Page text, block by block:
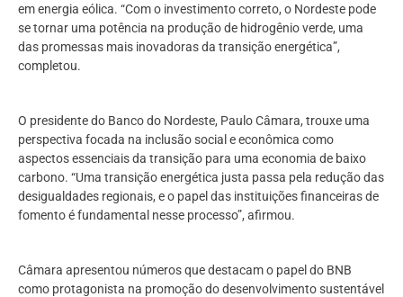
em energia eólica. “Com o investimento correto, o Nordeste pode
se tornar uma potência na produção de hidrogênio verde, uma
das promessas mais inovadoras da transição energética”,
completou.
O presidente do Banco do Nordeste, Paulo Câmara, trouxe uma
perspectiva focada na inclusão social e econômica como
aspectos essenciais da transição para uma economia de baixo
carbono. “Uma transição energética justa passa pela redução das
desigualdades regionais, e o papel das instituições financeiras de
fomento é fundamental nesse processo”, afirmou.
Câmara apresentou números que destacam o papel do BNB
como protagonista na promoção do desenvolvimento sustentável